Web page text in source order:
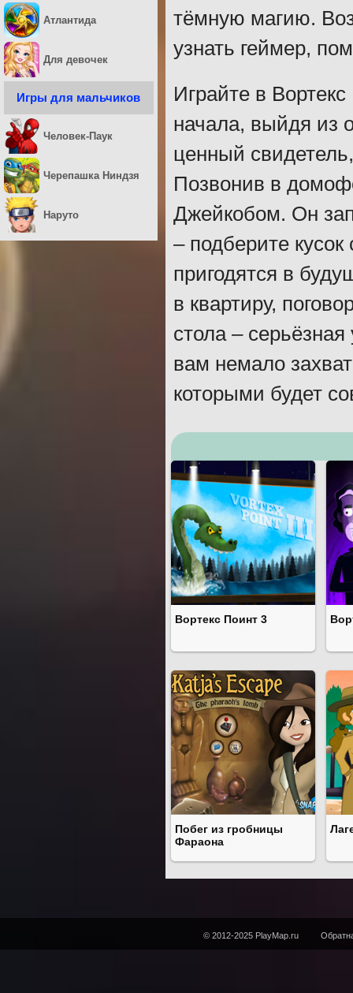
тёмную магию.
узнать геймер,
Играйте в
начала, выйдя из
ценный
Позвонив в
Джейкобом. Он
– подберите
пригодятся в
в квартиру,
стола –
вам немало
которыми будет
Вортекс Поинт 3
Побег из гробницы
Фараона
Атлантида
Для девочек
Игры для мальчиков
Человек-Паук
Черепашка Ниндзя
Наруто
© 2012-2025 PlayMap.ru